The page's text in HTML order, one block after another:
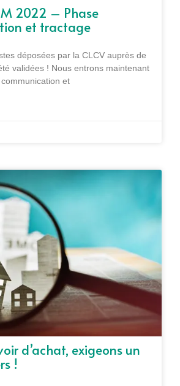
2022 – Phase
et tractage
déposées par la CLCV auprès de
validées ! Nous entrons maintenant
et
d’achat, exigeons un
!